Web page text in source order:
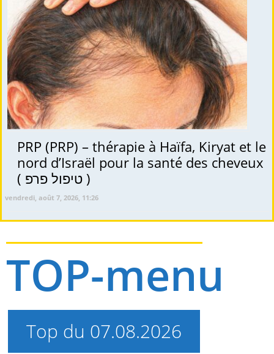
PRP (PRP) – thérapie à Haïfa, Kiryat et le
nord d’Israël pour la santé des cheveux
( טיפול פרפ )
vendredi, août 7, 2026, 11:26
TOP-menu
Top du 07.08.2026